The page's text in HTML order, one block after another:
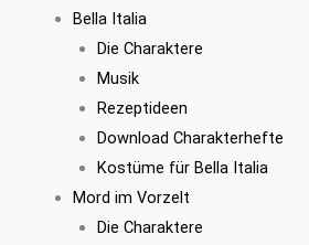
Bella Italia
Die Charaktere
Musik
Rezeptideen
Download Charakterhefte
Kostüme für Bella Italia
Mord im Vorzelt
Die Charaktere